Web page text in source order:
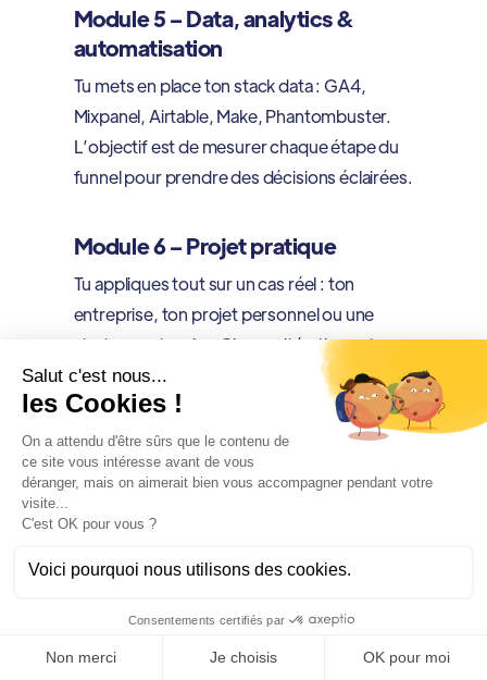
Module 5 – Data, analytics &
automatisation
Tu mets en place ton stack data : GA4,
Mixpanel, Airtable, Make, Phantombuster.
L’objectif est de mesurer chaque étape du
funnel pour prendre des décisions éclairées.
Module 6 – Projet pratique
Tu appliques tout sur un cas réel : ton
entreprise, ton projet personnel ou une
startup partenaire. Chaque itération est
validée par un mentor.
Résultat : tu sors avecun projet concret
dans ton portfolio, prêt à montrer à un
Quel profil pour quelle
formation ?
Chaque parcours ne s’adresse pas au même